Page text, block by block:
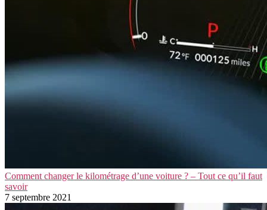
Comment changer le kilométrage d’une voiture ? – Tout ce qu’il faut
savoir
7 septembre 2021